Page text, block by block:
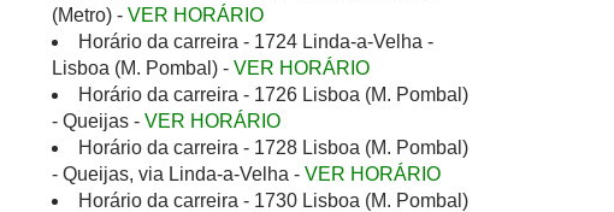
(Metro) - VER HORÁRIO
Horário da carreira - 1724 Linda-a-Velha -
Lisboa (M. Pombal) - VER HORÁRIO
Horário da carreira - 1726 Lisboa (M. Pombal)
- Queijas - VER HORÁRIO
Horário da carreira - 1728 Lisboa (M. Pombal)
- Queijas, via Linda-a-Velha - VER HORÁRIO
Horário da carreira - 1730 Lisboa (M. Pombal)